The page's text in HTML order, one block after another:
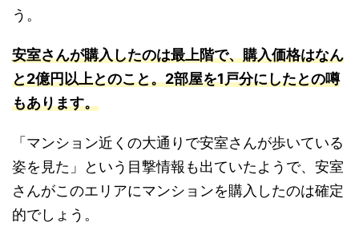
う。
安室さんが購入したのは最上階で、購入価格はなん
と2億円以上とのこと。2部屋を1戸分にしたとの噂
もあります。
「マンション近くの大通りで安室さんが歩いている
姿を見た」という目撃情報も出ていたようで、安室
さんがこのエリアにマンションを購入したのは確定
的でしょう。